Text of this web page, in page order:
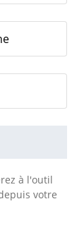
à l'outil
votre